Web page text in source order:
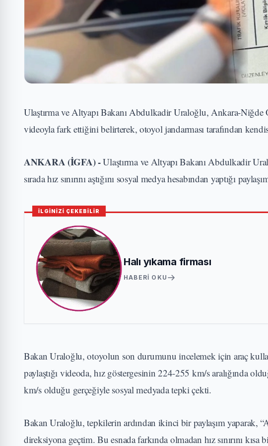
Ulaştırma ve Altyapı Bakanı Abdulkadir Uraloğlu, Ankara-Niğde
videoyla fark ettiğini belirterek, otoyol jandarması tarafından
ANKARA (İGFA) -Ulaştırma ve Altyapı Bakanı Abdulkadir
sırada hız sınırını aştığını sosyal medya hesabından yaptığı
İLGİNİZİ ÇEKEBİLİR
Halı yıkama firması
HABERI OKU
Bakan Uraloğlu, otoyolun son durumunu incelemek için araç
paylaştığı videoda, hız göstergesinin 224-255 km/s aralığında
km/s olduğu gerçeğiyle sosyal medyada tepki çekti.
Bakan Uraloğlu, tepkilerin ardından ikinci bir paylaşım yaparak,
direksiyona geçtim. Bu esnada farkında olmadan hız sınırını